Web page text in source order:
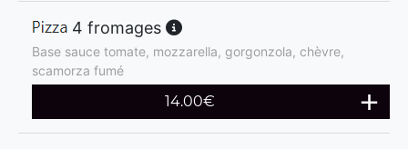
4 fromages
Base sauce tomate, mozzarella, gorgonzola, chèvre,
scamorza fumé
14.00€